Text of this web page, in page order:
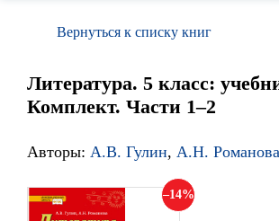
Вернуться к списку книг
Литература. 5 класс:
Комплект. Части 1–2
Авторы: А.В. Гулин, А.Н. Романова
14